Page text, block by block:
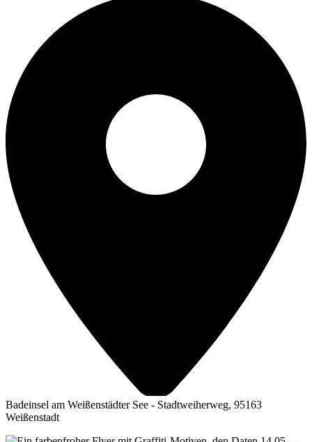
Badeinsel am Weißenstädter See - Stadtweiherweg, 95163
Weißenstadt